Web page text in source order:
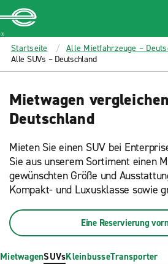
MAIN
CONTENT
Enterprise
Startseite
Alle Mietfahrzeuge –
Alle SUVs – Deutschland
Mietwagen
Deutschland
Mieten Sie einen SUV bei
Sie aus unserem Sortiment einen
gewünschten Größe und
Kompakt- und Luxusklasse sowie
Eine Reservierung
MietwagenSUVsKleinbusseTransporter